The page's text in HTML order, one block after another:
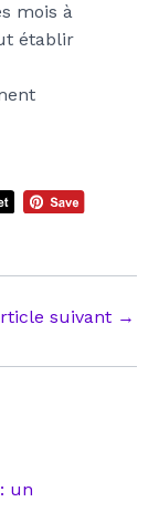
mois à
établir
suivant →